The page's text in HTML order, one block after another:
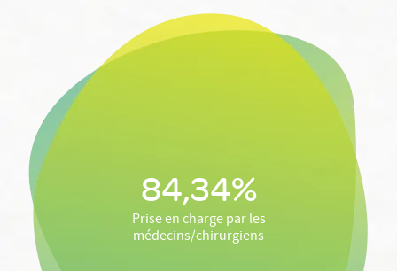
84,34%
Prise en charge par les
médecins/chirurgiens